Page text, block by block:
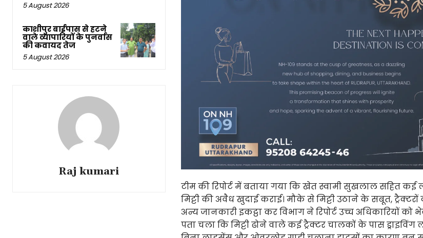
5 August 2026
काशीपुर बाईपास से हटने
वाले व्यापारियों के पुनर्वास
की कवायद तेज
5 August 2026
Raj kumari
टीम की रिपोर्ट में बताया गया कि खेत स्वामी सुखलाल सहित
मिट्टी की अवैध खुदाई कराई। मौके से मिट्टी उठाने के सबूत,
अन्य जानकारी इकट्ठा कर विभाग ने रिपोर्ट उच्च अधिकारियों को
पता चला कि मिट्टी ढोने वाले कई ट्रैक्टर चालकों के पास